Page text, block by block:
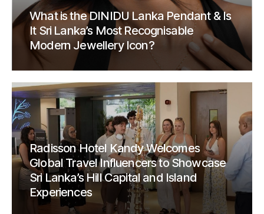
What is the DINIDU Lanka Pendant & Is
It Sri Lanka’s Most Recognisable
Modern Jewellery Icon?
Radisson Hotel Kandy Welcomes
Global Travel Influencers to Showcase
Sri Lanka’s Hill Capital and Island
Experiences